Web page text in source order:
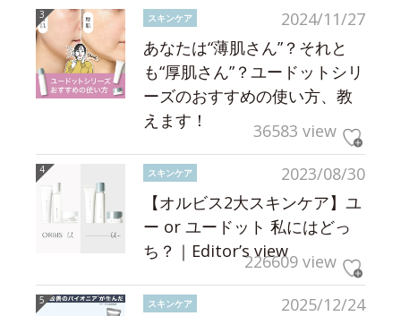
2024/11/27
スキンケア
あなたは“薄肌さん”？それと
も“厚肌さん”？ユードットシリ
ーズのおすすめの使い方、教
えます！
36583 view
2023/08/30
スキンケア
【オルビス2大スキンケア】ユ
ー or ユードット 私にはどっ
ち？｜Editor’s view226609 view
2025/12/24
スキンケア